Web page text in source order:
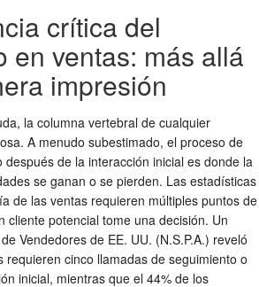
crítica del
en ventas: más allá
impresión
la columna vertebral de cualquier
A menudo subestimado, el proceso de
de la interacción inicial es donde la
se ganan o se pierden. Las estadísticas
de las ventas requieren múltiples puntos de
cliente potencial tome una decisión. Un
Vendedores de EE. UU. (N.S.P.A.) reveló
requieren cinco llamadas de seguimiento o
inicial, mientras que el 44% de los